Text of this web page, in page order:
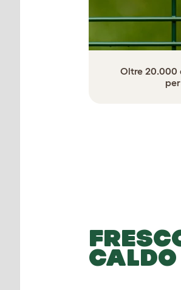
Oltre 20.000
CALDO